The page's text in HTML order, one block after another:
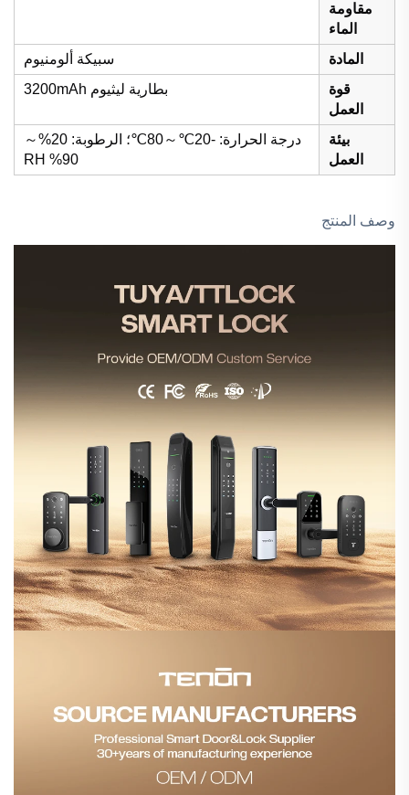
مقاومة
الماء
المادة
سبيكة ألومنيوم
قوة
العمل
بطارية ليثيوم 3200mAh
بيئة
العمل
درجة الحرارة: -20℃～80℃؛ الرطوبة: 20%～
90% RH
وصف المنتج